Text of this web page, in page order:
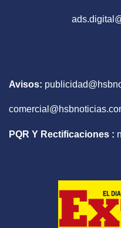
Avisos:
PQR Y Rectificaciones :